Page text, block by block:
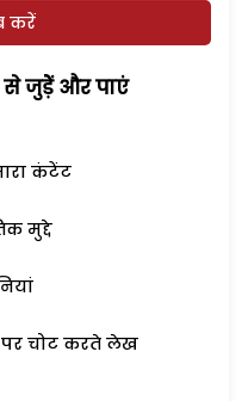
करें
से जुड़ेें और पाएं
कंटेंट
मुद्दे
चोट करते लेख